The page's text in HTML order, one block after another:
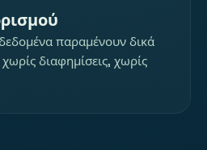
παραμένουν δικά
διαφημίσεις, χωρίς